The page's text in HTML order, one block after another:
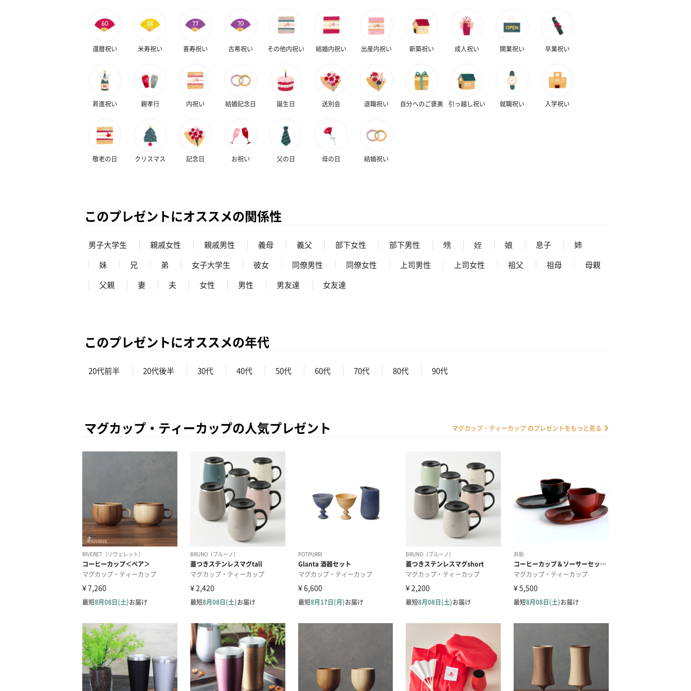
還暦祝い 米寿祝い 喜寿祝い 古希祝い その他内祝い 結婚内祝い 出産内祝い 新築祝い 成人祝い 開業祝い 卒業祝い
昇進祝い 親孝行 内祝い 結婚記念日 誕生日 送別会 退職祝い 自分へのご褒美 引っ越し祝い 就職祝い 入学祝い
敬老の日 クリスマス 記念日 お祝い 父の日 母の日 結婚祝い
このプレゼントにオススメの関係性
男子大学生 親戚女性 親戚男性 義母 義父 部下女性 部下男性 甥 姪 娘 息子
姉
妹
兄 弟 女子大学生 彼女 同僚男性 同僚女性 上司男性 上司女性 祖父 祖母
母親
父親
妻 夫 女性 男性 男友達 女友達
このプレゼントにオススメの年代
20代前半 20代後半 30代 40代 50代 60代 70代 80代 90代
マグカップ・ティーカップの人気プレゼント マグカップ・ティーカップ のプレゼントをもっと見る